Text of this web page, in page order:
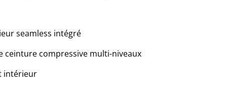
seamless intégré
ceinture compressive multi-niveaux
intérieur